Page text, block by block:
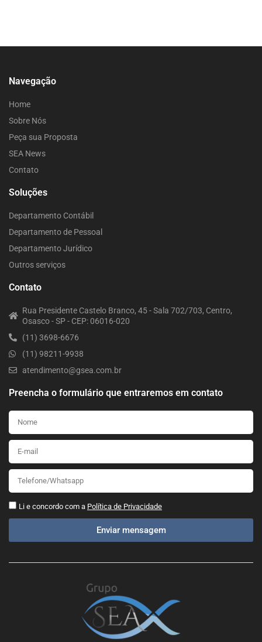
Navegação
Home
Sobre Nós
Peça sua Proposta
SEA News
Contato
Soluções
Departamento Contábil
Departamento de Pessoal
Departamento Jurídico
Outros serviços
Contato
Rua Presidente Castelo Branco, 45 - Sala 702/703, Centro,
Osasco - SP - CEP: 06016-020
(11) 3698-6676
(11) 98211-9938
atendimento@gsea.com.br
Preencha o formulário que entraremos em contato
Li e concordo com a Política de Privacidade
Enviar mensagem